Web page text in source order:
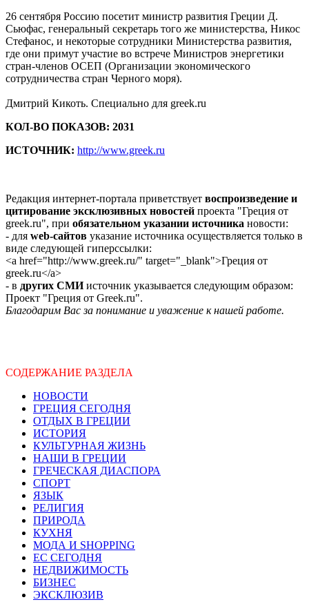
26 сентября Россию посетит министр развития Греции Д.
Сьюфас, генеральный секретарь того же министерства, Никос
Стефанос, и некоторые сотрудники Министерства развития,
где они примут участие во встрече Министров энергетики
стран-членов ОСЕП (Организации экономического
сотрудничества стран Черного моря).
Дмитрий Кикоть. Специально для greek.ru
КОЛ-ВО ПОКАЗОВ: 2031
ИСТОЧНИК: http://www.greek.ru
Редакция интернет-портала приветствует воспроизведение и
цитирование эксклюзивных новостей проекта "Греция от
greek.ru", при обязательном указании источника новости:
- для web-сайтов указание источника осуществляется только в
виде следующей гиперссылки:
<a href="http://www.greek.ru/" target="_blank">Греция от
greek.ru</a>
- в других СМИисточник указывается следующим образом:
Проект "Греция от Greek.ru".
Благодарим Вас за понимание и уважение к нашей работе.
СОДЕРЖАНИЕ РАЗДЕЛА
НОВОСТИ
ГРЕЦИЯ СЕГОДНЯ
ОТДЫХ В ГРЕЦИИ
ИСТОРИЯ
КУЛЬТУРНАЯ ЖИЗНЬ
НАШИ В ГРЕЦИИ
ГРЕЧЕСКАЯ ДИАСПОРА
СПОРТ
ЯЗЫК
РЕЛИГИЯ
ПРИРОДА
КУХНЯ
МОДА И SHOPPING
ЕС СЕГОДНЯ
НЕДВИЖИМОСТЬ
БИЗНЕС
ЭКСКЛЮЗИВ